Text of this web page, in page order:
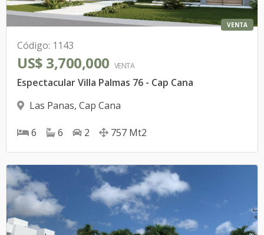
VENTA
Código: 1143
US$ 3,700,000 VENTA
Espectacular Villa Palmas 76 - Cap Cana
Las Panas, Cap Cana
6 6 2 757 Mt2